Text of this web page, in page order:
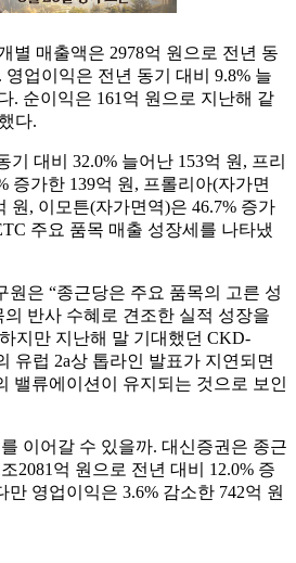
별 매출액은 2978억 원으로 전년 동
영업이익은 전년 동기 대비 9.8% 늘
. 순이익은 161억 원으로 지난해 같
다.
대비 32.0% 늘어난 153억 원, 프리
증가한 139억 원, 프롤리아(자가면
원, 이모튼(자가면역)은 46.7% 증가
주요 품목 매출 성장세를 나타냈
원은 “종근당은 주요 품목의 고른 성
반사 수혜로 견조한 실적 성장을
지만 지난해 말 기대했던 CKD-
유럽 2a상 톱라인 발표가 지연되면
밸류에이션이 유지되는 것으로 보인
이어갈 수 있을까. 대신증권은 종근
2081억 원으로 전년 대비 12.0% 증
영업이익은 3.6% 감소한 742억 원